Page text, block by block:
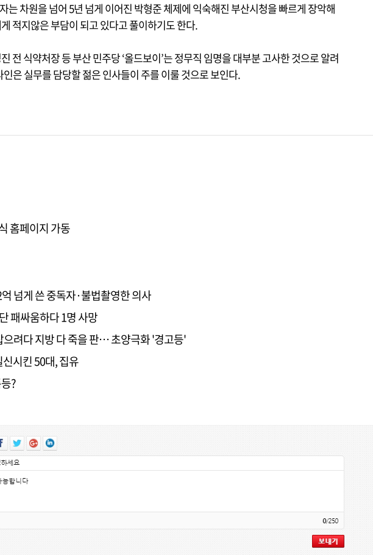
는 차원을 넘어 5년 넘게 이어진 박형준 체제에 익숙해진 부산시청을 빠르게 장악해
적지않은 부담이 되고 있다고 풀이하기도 한다.
전 식약처장 등 부산 민주당 ‘올드보이’는 정무직 임명을 대부분 고사한 것으로 알려
은 실무를 담당할 젊은 인사들이 주를 이룰 것으로 보인다.
홈페이지 가동
넘게 쓴 중독자·불법촬영한 의사
패싸움하다 1명 사망
으려다 지방 다 죽을 판… 초양극화 '경고등'
시킨 50대, 집유
?